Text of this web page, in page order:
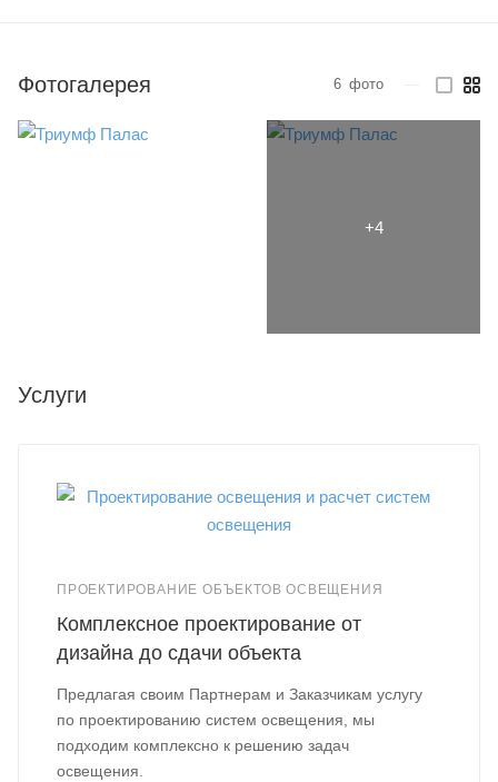
Фотогалерея 6 фото
Услуги
ПРОЕКТИРОВАНИЕ ОБЪЕКТОВ ОСВЕЩЕНИЯ
Комплексное проектирование от
дизайна до сдачи объекта
Предлагая своим Партнерам и Заказчикам услугу
по проектированию систем освещения, мы
подходим комплексно к решению задач
освещения.